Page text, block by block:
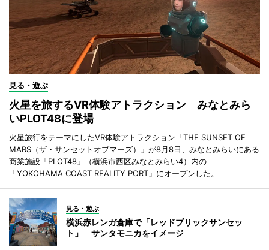
見る・遊ぶ
火星を旅するVR体験アトラクション みなとみら
いPLOT48に登場
火星旅行をテーマにしたVR体験アトラクション「THE SUNSET OF
MARS（ザ・サンセットオブマーズ）」が8月8日、みなとみらいにある
商業施設「PLOT48」（横浜市西区みなとみらい4）内の
「YOKOHAMA COAST REALITY PORT」にオープンした。
見る・遊ぶ
横浜赤レンガ倉庫で「レッドブリックサンセッ
ト」 サンタモニカをイメージ